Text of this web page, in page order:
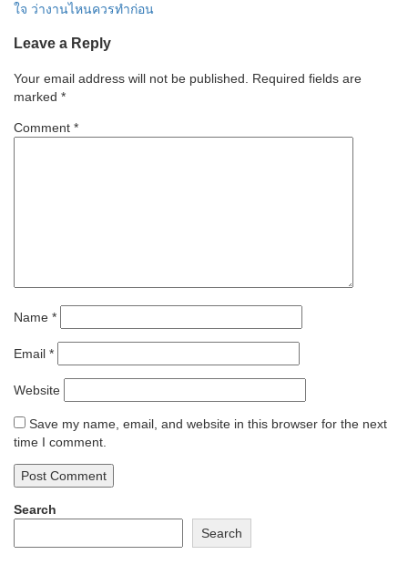
ใจ ว่างานไหนควรทำก่อน
Leave a Reply
Your email address will not be published.
Required fields are
marked *
Comment *
Name *
Email *
Website
Save my name, email, and website in this browser for the next
time I comment.
Search
Search